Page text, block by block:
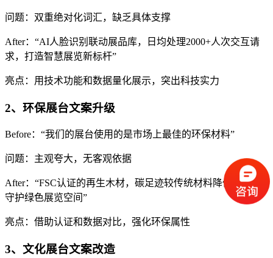
问题：双重绝对化词汇，缺乏具体支撑
After：“AI人脸识别联动展品库，日均处理2000+人次交互请
求，打造智慧展览新标杆”
亮点：用技术功能和数据量化展示，突出科技实力
2、环保展台文案升级
Before：“我们的展台使用的是市场上最佳的环保材料”
问题：主观夸大，无客观依据
After：“FSC认证的再生木材，碳足迹较传统材料降低60%，
守护绿色展览空间”
亮点：借助认证和数据对比，强化环保属性
3、文化展台文案改造